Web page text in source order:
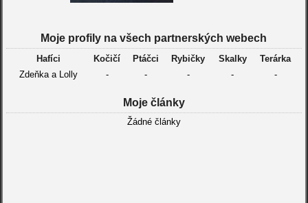
Moje profily na všech partnerských webech
Hafíci Kočičí Ptáčci Rybičky Skalky
Terárka
Zdeňka a Lolly
- - - - -
Moje články
Žádné články